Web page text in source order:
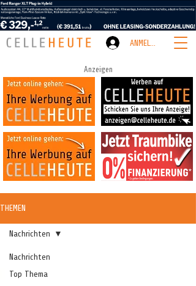
ANMELDEN
Anzeigen
THEMEN
Nachrichten
Top Thema
Nachrichten